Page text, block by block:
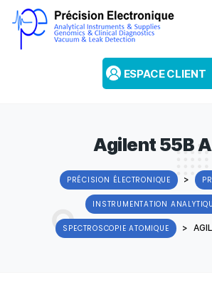
ESPACE CLIENT
Agilent 55B
PRÉCISION ÉLECTRONIQUE >
INSTRUMENTATION
SPECTROSCOPIE ATOMIQUE >